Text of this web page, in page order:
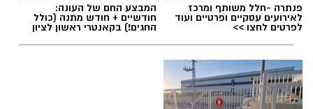
פנתרה -חלל משותף ומרכז
לאירועים עסקיים ופרטיים ועוד
לפרטים לחצו >>
המבצע החם של העונה:
חודשיים + חודש מתנה (כולל
החגים!) בקאנטרי ראשון לציון